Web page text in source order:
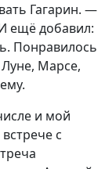
Гагарин. —
ещё добавил:
Понравилось
Марсе,
и мой
с